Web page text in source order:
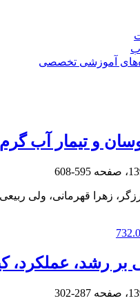
آموزشی تخصصی
و تیمار آب
595-608
زهرا قهرمانی، ولی ربیعی
بر رشد،
287-302